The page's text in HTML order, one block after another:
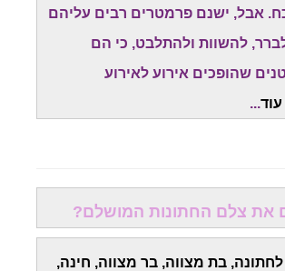
אבל, ישנם פרמטרים רבים עליהם
להשוות ולהתלבט, כי הם
שהופכים אירוע לאירוע
...
את צלם החתונות המושלם?
בת מצווה, בר מצווה, חינה,